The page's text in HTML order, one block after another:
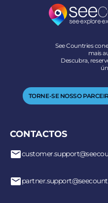
See Countries
mais
Descubra,
TORNE-SE NOSSO
CONTACTOS